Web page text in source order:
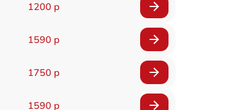
1200 р
1590 р
1750 р
1590 р